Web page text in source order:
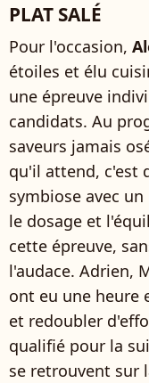
PLAT SALÉ
Pour l'occasion,
étoiles et élu
une épreuve
candidats. Au
saveurs jamais
qu'il attend, c'est
symbiose avec
le dosage et
cette épreuve,
l'audace. Adrien,
ont eu une heure
et redoubler
qualifié pour la
se retrouvent sur